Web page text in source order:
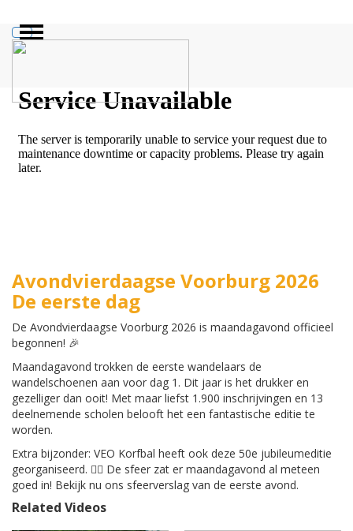
Avondvierdaagse Voorburg 2026
De eerste dag
De Avondvierdaagse Voorburg 2026 is maandagavond officieel
begonnen! 🎉
Maandagavond trokken de eerste wandelaars de
wandelschoenen aan voor dag 1. Dit jaar is het drukker en
gezelliger dan ooit! Met maar liefst 1.900 inschrijvingen en 13
deelnemende scholen belooft het een fantastische editie te
worden.
Extra bijzonder: VEO Korfbal heeft ook deze 50e jubileumeditie
georganiseerd. 🤾‍♂️ De sfeer zat er maandagavond al meteen
goed in! Bekijk nu ons sfeerverslag van de eerste avond.
Related Videos